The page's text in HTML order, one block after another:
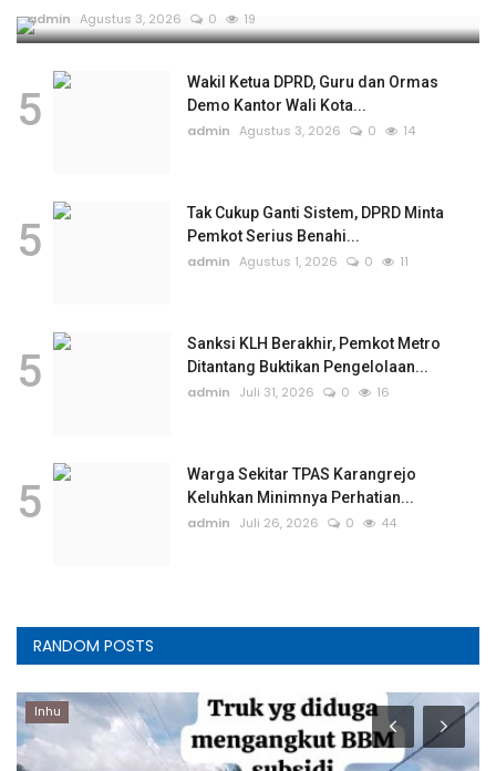
admin Agustus 3, 2026 0 19
5
Wakil Ketua DPRD, Guru dan Ormas
Demo Kantor Wali Kota...
admin Agustus 3, 2026 0 14
5
Tak Cukup Ganti Sistem, DPRD Minta
Pemkot Serius Benahi...
admin Agustus 1, 2026 0 11
5
Sanksi KLH Berakhir, Pemkot Metro
Ditantang Buktikan Pengelolaan...
admin
Juli 31, 2026 0 16
5
Warga Sekitar TPAS Karangrejo
Keluhkan Minimnya Perhatian...
admin
Juli 26, 2026 0 44
RANDOM POSTS
Inhu